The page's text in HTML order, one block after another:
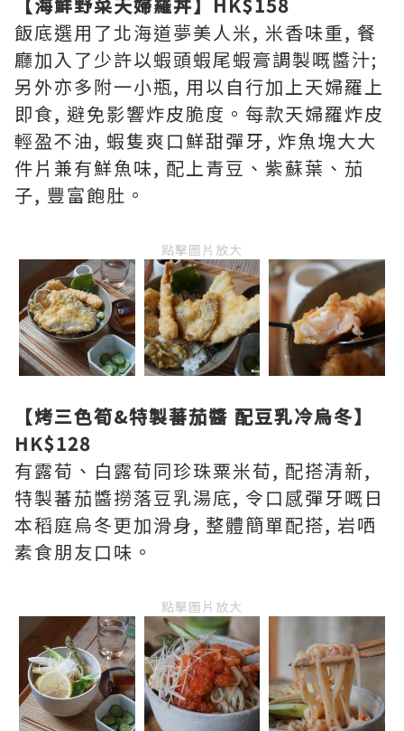
飯底選用了北海道夢美人米, 米香味重, 餐
廳加入了少許以蝦頭蝦尾蝦膏調製嘅醬汁;
另外亦多附一小瓶, 用以自行加上天婦羅上
即食, 避免影響炸皮脆度。每款天婦羅炸皮
輕盈不油, 蝦隻爽口鮮甜彈牙, 炸魚塊大大
件片兼有鮮魚味, 配上青豆、紫蘇葉、茄
子, 豐富飽肚。
點擊圖片放大
【烤三色筍&特製蕃茄醬 配豆乳冷烏冬】
HK$128
有露荀、白露荀同珍珠粟米荀, 配搭清新,
特製蕃茄醬撈落豆乳湯底, 令口感彈牙嘅日
本稻庭烏冬更加滑身, 整體簡單配搭, 岩哂
素食朋友口味。
點擊圖片放大